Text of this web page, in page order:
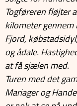
Togføreren fløjter
kilometer
Fjord,
og ådale.
at få sjælen med.
Turen med det
Mariager og